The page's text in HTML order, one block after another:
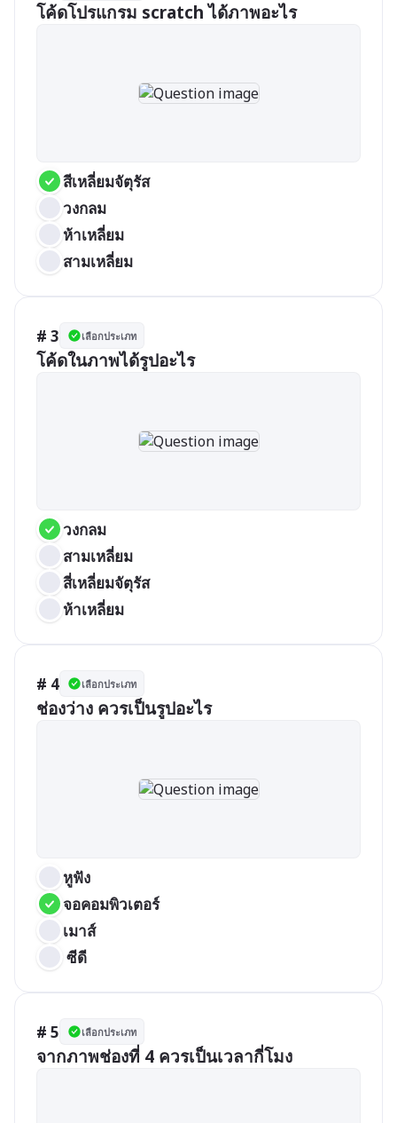
โค้ดโปรแกรม scratch ได้ภาพอะไร
สีเหลี่ยมจัตุรัส
วงกลม
ห้าเหลี่ยม
สามเหลี่ยม
# 3 เลือกประเภท
โค้ดในภาพได้รูปอะไร
วงกลม
สามเหลี่ยม
สี่เหลี่ยมจัตุรัส
ห้าเหลี่ยม
# 4 เลือกประเภท
ช่องว่าง ควรเป็นรูปอะไร
หูฟัง
จอคอมพิวเตอร์
เมาส์
ซีดี
# 5 เลือกประเภท
จากภาพช่องที่ 4 ควรเป็นเวลากี่โมง